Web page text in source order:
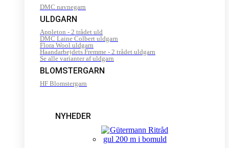
DMC navnegarn
ULDGARN
Appleton - 2 trådet uld
DMC Laine Colbert uldgarn
Flora Wool uldgarn
Haandarbejdets Fremme - 2 trådet uldgarn
Se alle varianter af uldgarn
BLOMSTERGARN
HF Blomstergarn
NYHEDER